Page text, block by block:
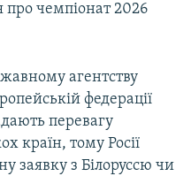
про чемпіонат 2026
агентству
федерації
перевагу
країн, тому Росії
заявку з Білоруссю чи